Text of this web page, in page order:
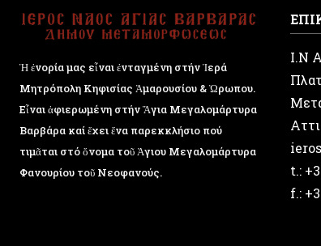
Ἡ ἐνορία μας εἶναι ἐνταγμένη στήν Ἱερά
Μητρόπολη Κηφισίας Ἁμαρουσίου & Ὠρωπου.
Εἶναι ἀφιερωμένη στήν Ἅγια Μεγαλομάρτυρα
Βαρβάρα καί ἔχει ἕνα παρεκκλήσιο πού
τιμᾶται στό ὄνομα τοῦ Ἁγιου Μεγαλομάρτυρα
Φανουρίου τοῦ Νεοφανούς.
Ι.Ν
t.:
f.: